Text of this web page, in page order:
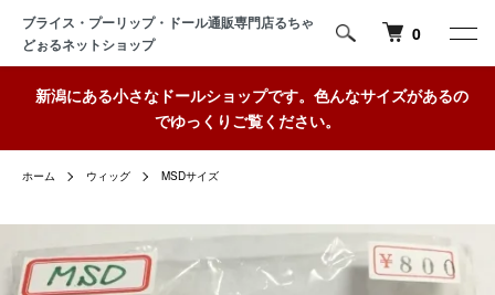
ブライス・プーリップ・ドール通販専門店るちゃ
どぉるネットショップ
0
新潟にある小さなドールショップです。色んなサイズがあるの
でゆっくりご覧ください。
ホーム ウィッグ MSDサイズ